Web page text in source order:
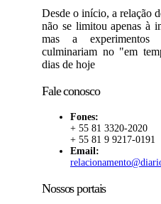
Desde o início, a relação
não se limitou apenas à
mas a experimentos
culminariam no "em
dias de hoje
Fale conosco
Fones:
+ 55 81 3320-2020
+ 55 81 9 9217-0191
Email:
Nossos portais